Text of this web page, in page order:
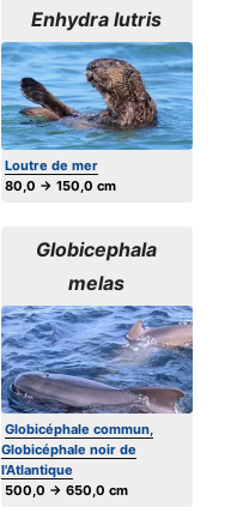
Enhydra lutris
Loutre de mer
80,0 → 150,0 cm
Globicephala
melas
Globicéphale commun,
Globicéphale noir de
l'Atlantique
500,0 → 650,0 cm